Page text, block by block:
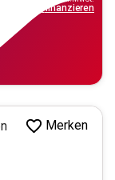
finanzieren
Merken